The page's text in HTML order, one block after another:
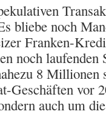
bliebe noch
Franken-
noch laufenden
8 Millionen
Geschäften vor
auch um